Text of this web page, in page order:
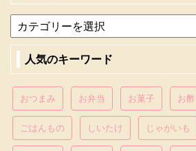
人気のキーワード
おつまみ お弁当 お菓子 お酢
ごはんもの しいたけ じゃがいも